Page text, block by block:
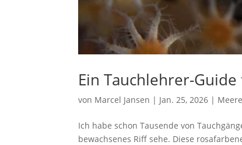
Ein Tauchlehrer-
von Marcel Jansen | Jan. 25, 2026 |
Ich habe schon Tausende von
bewachsenes Riff sehe. Diese